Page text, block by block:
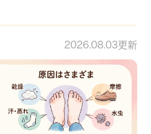
2026.08.03更新